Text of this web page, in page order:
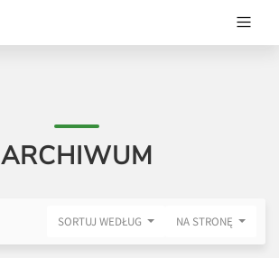
ARCHIWUM
SORTUJ WEDŁUG NA STRONĘ